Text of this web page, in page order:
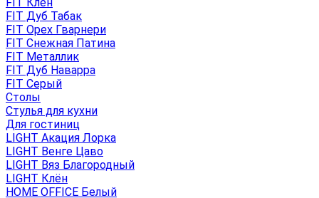
FIT Дуб Табак
FIT Орех Гварнери
FIT Снежная Патина
FIT Металлик
FIT Дуб Наварра
FIT Серый
Столы
Стулья для кухни
Для гостиниц
LIGHT Акация Лорка
LIGHT Венге Цаво
LIGHT Вяз Благородный
LIGHT Клён
HOME OFFICE Белый